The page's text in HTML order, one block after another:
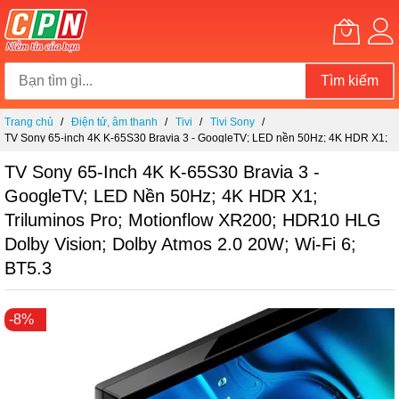
Tìm kiếm
Chuyển
đến
dung
Trang chủ Điện tử, âm thanh Tivi
Tivi Sony
TV Sony 65-inch 4K K-65S30 Bravia 3 - GoogleTV; LED nền 50Hz; 4K HDR X1;
20W; Wi-Fi 6; BT5.3
TV Sony 65-Inch 4K K-65S30 Bravia 3 -
GoogleTV; LED Nền 50Hz; 4K HDR X1;
Triluminos Pro; Motionflow XR200; HDR10 HLG
Dolby Vision; Dolby Atmos 2.0 20W; Wi-Fi 6;
BT5.3
Chuyển
đến
-8%